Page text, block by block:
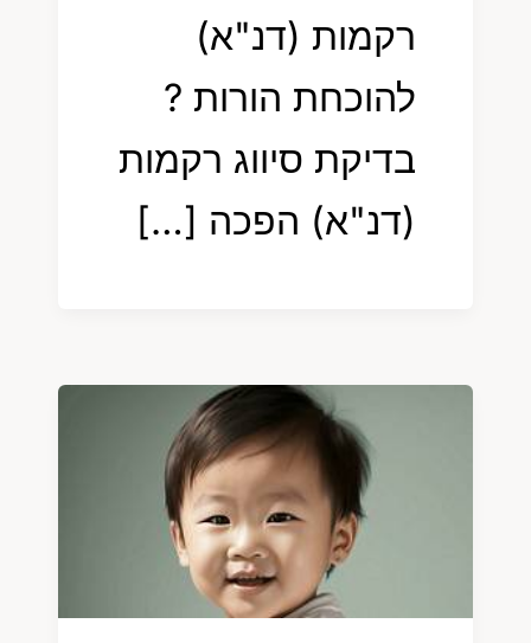
רקמות (דנ"א)
להוכחת הורות ?
בדיקת סיווג רקמות
(דנ"א) הפכה […]